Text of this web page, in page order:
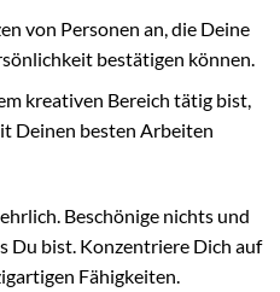
von Personen an, die Deine
bestätigen können.
kreativen Bereich tätig bist,
Deinen besten Arbeiten
Beschönige nichts und
Du bist. Konzentriere Dich auf
Fähigkeiten.